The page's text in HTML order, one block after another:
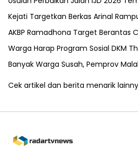
Kejati Targetkan Berkas Arinal
AKBP Ramadhona Target Berantas
Warga Harap Program Sosial DKM
Banyak Warga Susah, Pemprov
Cek artikel dan berita menarik